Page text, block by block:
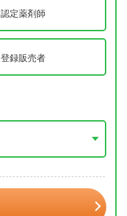
認定薬剤師
登録販売者